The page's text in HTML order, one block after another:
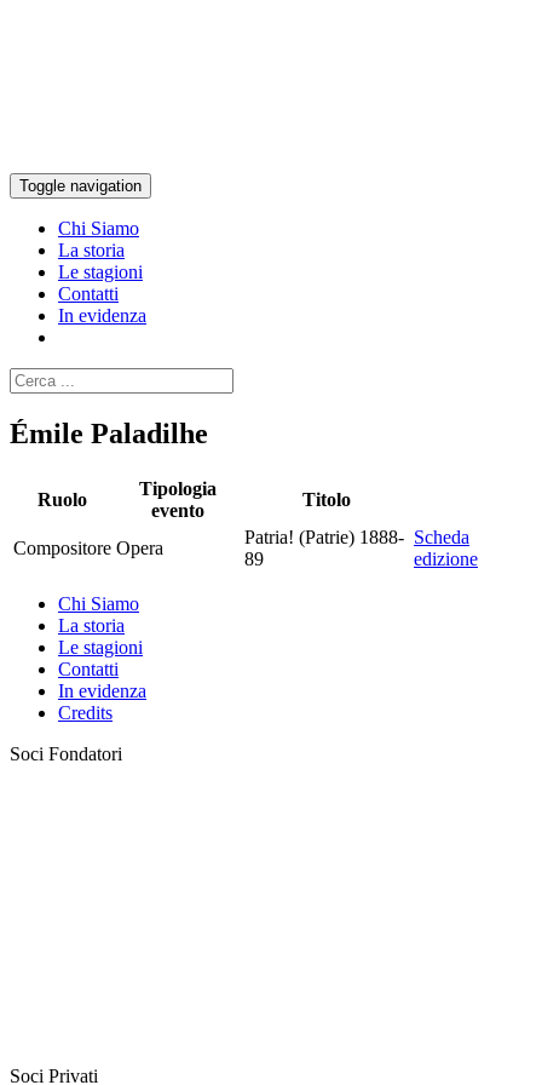
Toggle navigation
Chi Siamo
La storia
Le stagioni
Contatti
In evidenza
Émile Paladilhe
Ruolo
Tipologia
evento
Titolo
Compositore Opera
Patria! (Patrie) 1888-
89
Scheda
edizione
Chi Siamo
La storia
Le stagioni
Contatti
In evidenza
Credits
Soci Fondatori
Soci Privati